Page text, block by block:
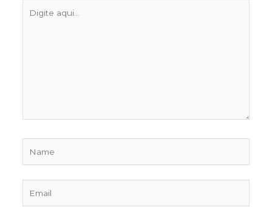
aqui...